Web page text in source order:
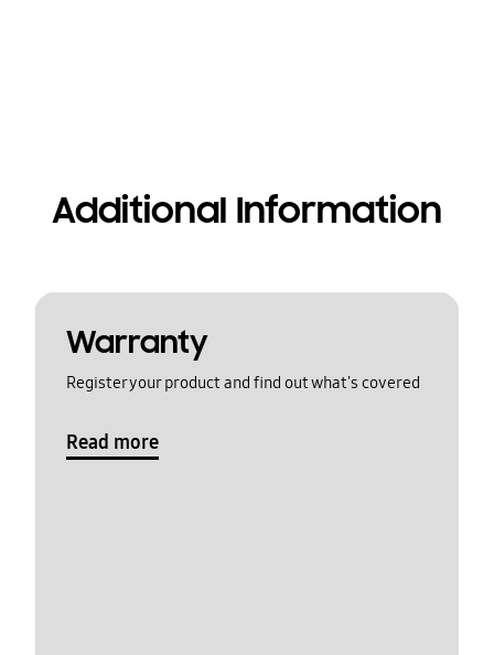
Additional Information
Warranty
Register your product and find out what's covered
Read more